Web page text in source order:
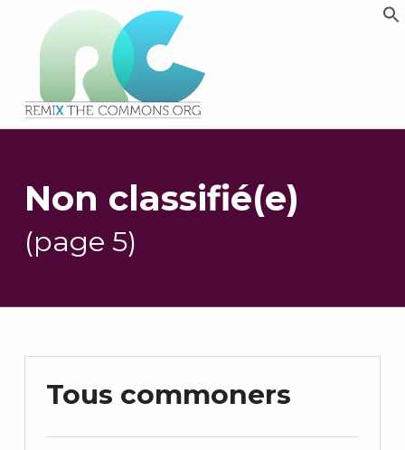
PLATEFORME MULTIMÉDIA OUVERTE ET COLLABORATIVE SUR LES COMMUNS
Non classifié(e)
(page 5)
Tous commoners